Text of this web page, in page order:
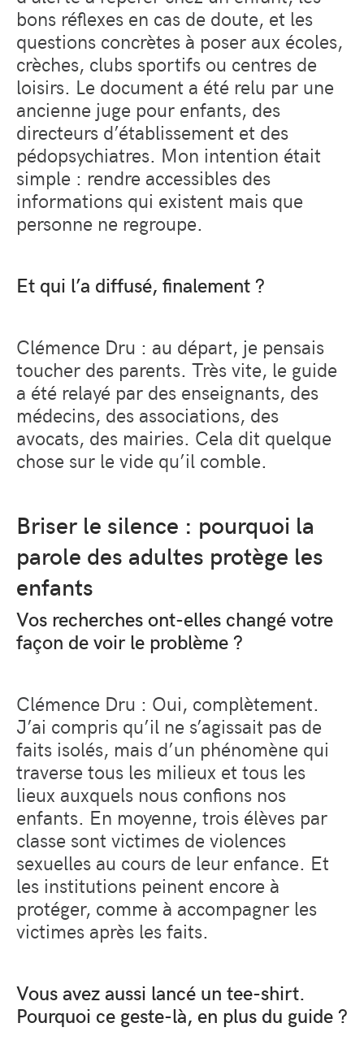
bons réflexes en cas de doute, et les
questions concrètes à poser aux écoles,
crèches, clubs sportifs ou centres de
loisirs. Le document a été relu par une
ancienne juge pour enfants, des
directeurs d’établissement et des
pédopsychiatres. Mon intention était
simple : rendre accessibles des
informations qui existent mais que
personne ne regroupe.
Et qui l’a diffusé, finalement ?
Clémence Dru : au départ, je pensais
toucher des parents. Très vite, le guide
a été relayé par des enseignants, des
médecins, des associations, des
avocats, des mairies. Cela dit quelque
chose sur le vide qu’il comble.
Briser le silence : pourquoi la
parole des adultes protège les
enfants
Vos recherches ont-elles changé votre
façon de voir le problème ?
Clémence Dru : Oui, complètement.
J’ai compris qu’il ne s’agissait pas de
faits isolés, mais d’un phénomène qui
traverse tous les milieux et tous les
lieux auxquels nous confions nos
enfants. En moyenne, trois élèves par
classe sont victimes de violences
sexuelles au cours de leur enfance. Et
les institutions peinent encore à
protéger, comme à accompagner les
victimes après les faits.
Vous avez aussi lancé un tee-shirt.
Pourquoi ce geste-là, en plus du guide ?